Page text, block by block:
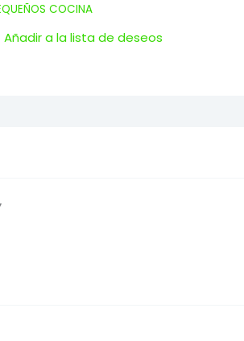
COCINA
Añadir a la lista de deseos